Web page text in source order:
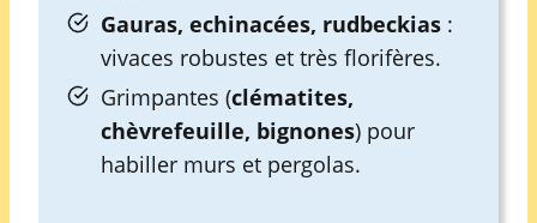
Gauras, echinacées, rudbeckias :
vivaces robustes et très florifères.
Grimpantes (clématites,
chèvrefeuille, bignones) pour
habiller murs et pergolas.